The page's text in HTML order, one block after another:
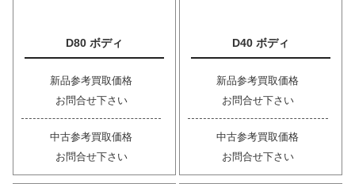
D80 ボディ
新品参考買取価格
お問合せ下さい
中古参考買取価格
お問合せ下さい
D40 ボディ
新品参考買取価格
お問合せ下さい
中古参考買取価格
お問合せ下さい